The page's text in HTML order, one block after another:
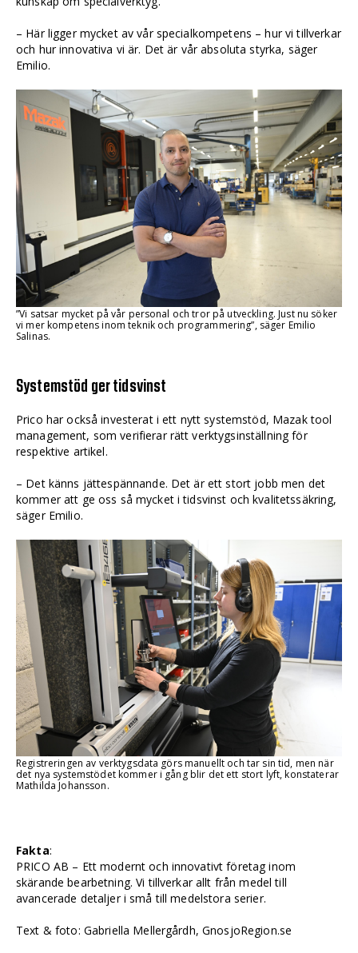
– Här ligger mycket av vår specialkompetens – hur vi tillverkar
och hur innovativa vi är. Det är vår absoluta styrka, säger
Emilio.
”Vi satsar mycket på vår personal och tror på utveckling. Just nu söker
vi mer kompetens inom teknik och programmering”, säger Emilio
Salinas.
Systemstöd ger tidsvinst
Prico har också investerat i ett nytt systemstöd, Mazak tool
management, som verifierar rätt verktygsinställning för
respektive artikel.
– Det känns jättespännande. Det är ett stort jobb men det
kommer att ge oss så mycket i tidsvinst och kvalitetssäkring,
säger Emilio.
Registreringen av verktygsdata görs manuellt och tar sin tid, men när
det nya systemstödet kommer i gång blir det ett stort lyft, konstaterar
Mathilda Johansson.
Fakta:
PRICO AB – Ett modernt och innovativt företag inom
skärande bearbetning. Vi tillverkar allt från medel till
avancerade detaljer i små till medelstora serier.
Text & foto: Gabriella Mellergårdh, GnosjoRegion.se